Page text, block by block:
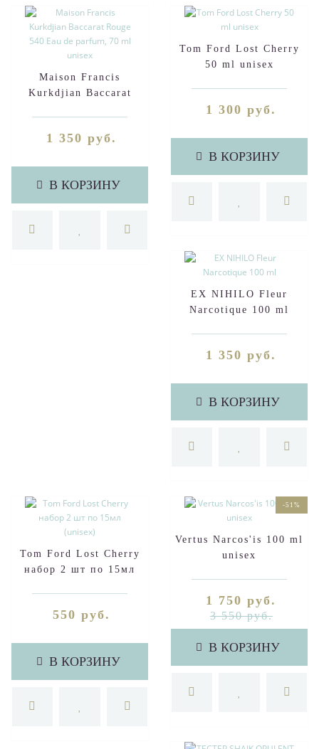
Maison Francis
Kurkdjian Baccarat
1 350 руб.
В КОРЗИНУ
Tom Ford Lost Cherry
50 ml unisex
1 300 руб.
В КОРЗИНУ
EX NIHILO Fleur
Narcotique 100 ml
1 350 руб.
В КОРЗИНУ
Tom Ford Lost Cherry
набор 2 шт по 15мл
550 руб.
В КОРЗИНУ
-51%
Vertus Narcos'is 100 ml
unisex
1 750 руб.
3 550 руб.
В КОРЗИНУ